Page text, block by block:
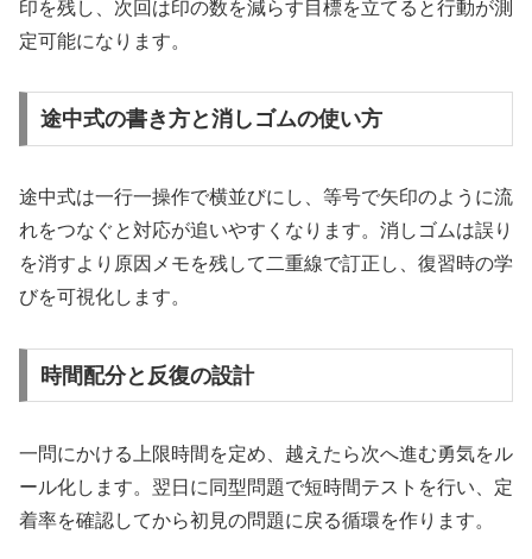
印を残し、次回は印の数を減らす目標を立てると行動が測
定可能になります。
途中式の書き方と消しゴムの使い方
途中式は一行一操作で横並びにし、等号で矢印のように流
れをつなぐと対応が追いやすくなります。消しゴムは誤り
を消すより原因メモを残して二重線で訂正し、復習時の学
びを可視化します。
時間配分と反復の設計
一問にかける上限時間を定め、越えたら次へ進む勇気をル
ール化します。翌日に同型問題で短時間テストを行い、定
着率を確認してから初見の問題に戻る循環を作ります。